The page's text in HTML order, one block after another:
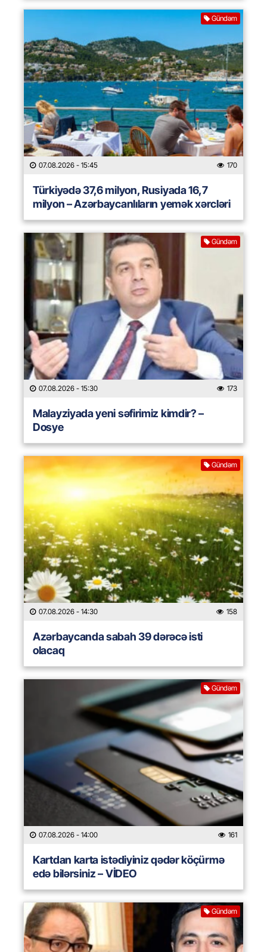
Gündəm
07.08.2026 - 15:45 170
Türkiyədə 37,6 milyon, Rusiyada 16,7
milyon – Azərbaycanlıların yemək xərcləri
Gündəm
07.08.2026 - 15:30 173
Malayziyada yeni səfirimiz kimdir? –
Dosye
Gündəm
07.08.2026 - 14:30 158
Azərbaycanda sabah 39 dərəcə isti
olacaq
Gündəm
07.08.2026 - 14:00 161
Kartdan karta istədiyiniz qədər köçürmə
edə bilərsiniz – VİDEO
Gündəm